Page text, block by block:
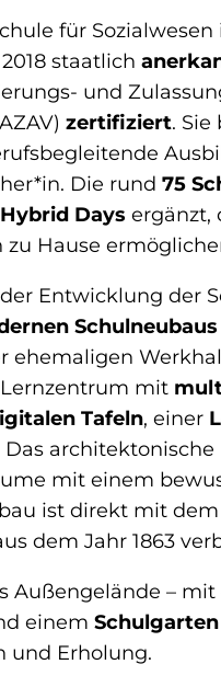
für
staatlich
und
zertifiziert. Sie
Die rund 75
Hybrid Days ergänzt,
Hause
Entwicklung der
Schulneubaus
ehemaligen
mit
Tafeln, einer
Das
mit einem
ist direkt mit
dem Jahr 1863
Außengelände –
einem Schulgarten
und Erholung.